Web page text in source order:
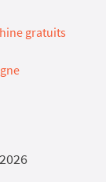
gratuits
2026